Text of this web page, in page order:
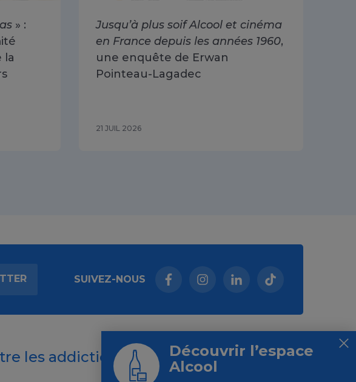
» :
la
Jusqu’à plus soif Alcool et cinéma
en France depuis les années 1960,
une enquête de Erwan
Pointeau-Lagadec
21 JUIL 2026
Découvrir l’espace
Alcool
SUIVEZ-NOUS
Facebook (nouvelle fenêtre)
Instagram (nouvelle fenêtre)
Linkedin (nouvelle
Tiktok (nouvelle
les addictions